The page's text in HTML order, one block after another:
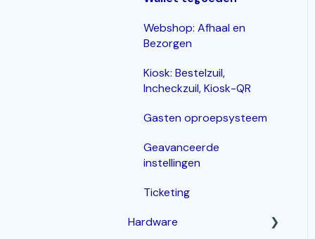
Webshop: Afhaal en
Bezorgen
Kiosk: Bestelzuil,
Incheckzuil, Kiosk-QR
Gasten oproepsysteem
Geavanceerde
instellingen
Ticketing
Hardware